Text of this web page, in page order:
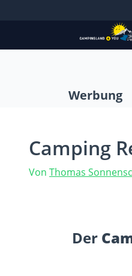
Werbung
Camping
Von Thomas
Der